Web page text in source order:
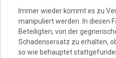
Immer wieder kommt es zu
manipuliert werden. In diesen
Beteiligten, von der
Schadensersatz zu erhalten,
so wie behauptet